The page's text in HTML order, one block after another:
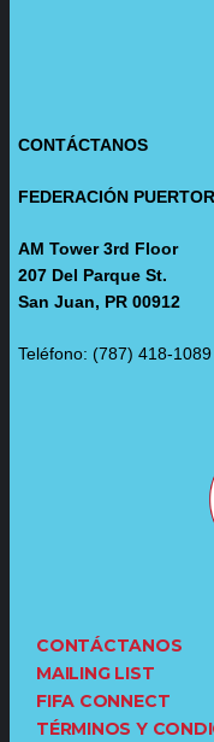
CONTÁCTANOS
FEDERACIÓN
AM Tower 3rd Floor
207 Del Parque St.
San Juan, PR 00912
Teléfono: (787) 418-1089
CONTÁCTANOS
MAILING LIST
FIFA CONNECT
TÉRMINOS Y